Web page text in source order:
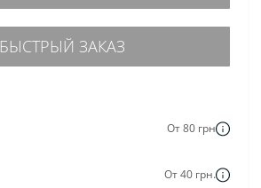
БЫСТРЫЙ ЗАКАЗ
От 80 грн
От 40 грн.